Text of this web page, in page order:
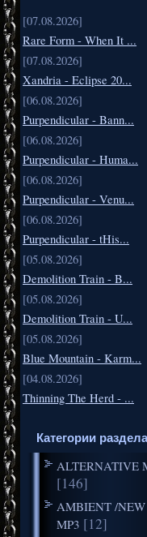
[07.08.2026]
Rare Form - When It ...
[07.08.2026]
Xandria - Eclipse 20...
[06.08.2026]
Purpendicular - Bann...
[06.08.2026]
Purpendicular - Huma...
[06.08.2026]
Purpendicular - Venu...
[06.08.2026]
Purpendicular - tHis...
[05.08.2026]
Demolition Train - B...
[05.08.2026]
Demolition Train - U...
[05.08.2026]
Blue Mountain - Karm...
[04.08.2026]
Thinning The Herd - ...
Категории раздела
ALTERNATIVE
[146]
AMBIENT /
MP3 [12]